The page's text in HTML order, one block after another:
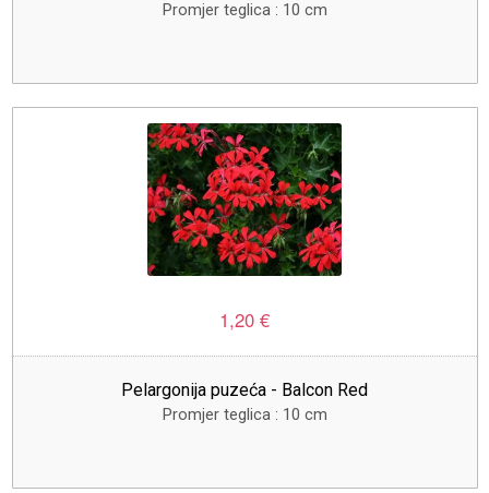
Promjer teglica : 10 cm
1,20 €
Pelargonija puzeća - Balcon Red
Promjer teglica : 10 cm